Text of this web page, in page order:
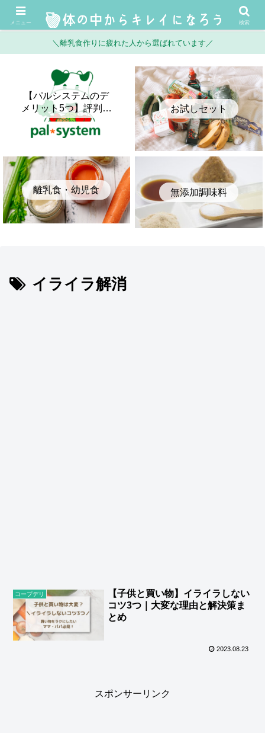
＼離乳食作りに疲れた人から選ばれています／
【パルシステムのデ
メリット5つ】評判・
口コミとメリットを
正直に比較してみた
お試しセット
離乳食・幼児食 無添加調味料
イライラ解消
コープデリ
【子供と買い物】イライラしない
コツ3つ｜大変な理由と解決策ま
とめ
2023.08.23
スポンサーリンク
メニュー 検索